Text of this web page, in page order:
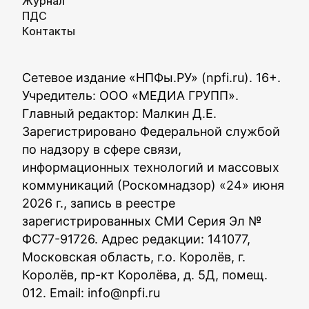
ПДС
Контакты
Сетевое издание «НПФы.РУ» (npfi.ru). 16+.
Учредитель: ООО «МЕДИА ГРУПП».
Главный редактор: Малкин Д.Е.
Зарегистрировано Федеральной службой
по надзору в сфере связи,
информационных технологий и массовых
коммуникаций (Роскомнадзор) «24» июня
2026 г., запись в реестре
зарегистрированных СМИ Серия Эл №
ФС77-91726. Адрес редакции: 141077,
Московская область, г.о. Королёв, г.
Королёв, пр-кт Королёва, д. 5Д, помещ.
012. Email: info@npfi.ru